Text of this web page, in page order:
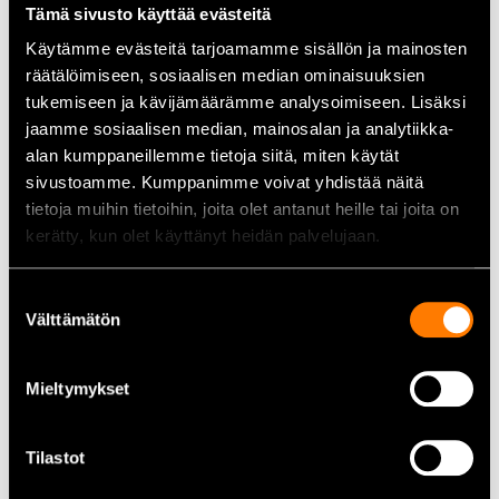
Tämä sivusto käyttää evästeitä
Käytämme evästeitä tarjoamamme sisällön ja mainosten
räätälöimiseen, sosiaalisen median ominaisuuksien
tukemiseen ja kävijämäärämme analysoimiseen. Lisäksi
jaamme sosiaalisen median, mainosalan ja analytiikka-
alan kumppaneillemme tietoja siitä, miten käytät
sivustoamme. Kumppanimme voivat yhdistää näitä
tietoja muihin tietoihin, joita olet antanut heille tai joita on
kerätty, kun olet käyttänyt heidän palvelujaan.
valinta
Välttämätön
Mieltymykset
Tilastot
Jännite:2×18 V (LXT®)
Laipan pituus: 35 cm
Ketjun jako:3/8″
Uraleveys: 1,1 mm
Ketjunopeus:20 m/s
Voiteluöljysäiliö:200 ml
Äänenpainetaso:89 dB(A)
Tärinäarvo:
Mukana:2×BL1860B-akku (6,0 Ah), DC18RD-laturi